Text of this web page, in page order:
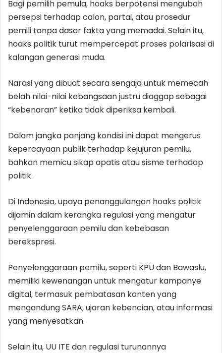
Bagi pemilih pemula, hoaks berpotensi mengubah
persepsi terhadap calon, partai, atau prosedur
pemili tanpa dasar fakta yang memadai. Selain itu,
hoaks politik turut mempercepat proses polarisasi di
kalangan generasi muda.
Narasi yang dibuat secara sengaja untuk memecah
belah nilai-nilai kebangsaan justru diaggap sebagai
“kebenaran” ketika tidak diperiksa kembali.
Dalam jangka panjang kondisi ini dapat mengerus
kepercayaan publik terhadap kejujuran pemilu,
bahkan memicu sikap apatis atau sisme terhadap
politik.
Di Indonesia, upaya penanggulangan hoaks politik
dijamin dalam kerangka regulasi yang mengatur
penyelenggaraan pemilu dan kebebasan
berekspresi.
Penyelenggaraan pemilu, seperti KPU dan Bawaslu,
memiliki kewenangan untuk mengatur kampanye
digital, termasuk pembatasan konten yang
mengandung SARA, ujaran kebencian, atau informasi
yang menyesatkan.
Selain itu, UU ITE dan regulasi turunannya